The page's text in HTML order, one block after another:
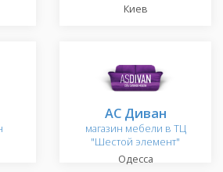
Киев
АС Диван
магазин мебели в ТЦ
"Шестой элемент"
Одесса